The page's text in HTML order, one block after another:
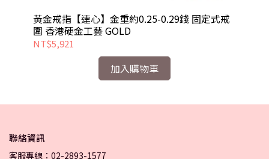
黃金戒指【連心】金重約0.25-0.29錢 固定式戒
圍 香港硬金工藝 GOLD
NT$5,921
加入購物車
聯絡資訊
客服專線：02-2893-1577